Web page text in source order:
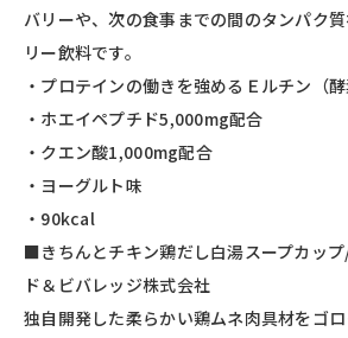
バリーや、次の食事までの間のタンパク
リー飲料です。
・プロテインの働きを強めるＥルチン（
・ホエイペプチド5,000mg配合
・クエン酸1,000mg配合
・ヨーグルト味
・90kcal
■きちんとチキン鶏だし白湯スープカッ
ド＆ビバレッジ株式会社
独自開発した柔らかい鶏ムネ肉具材をゴ